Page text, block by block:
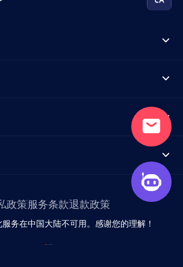
政策服务条款退款政策
务在中国大陆不可用。感谢您的理解！